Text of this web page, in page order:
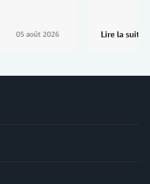
05 août 2026 Lire la suite